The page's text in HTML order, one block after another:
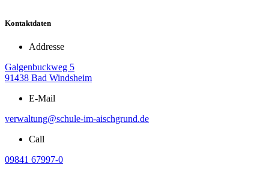
Kontaktdaten
Addresse
Galgenbuckweg 5
91438 Bad Windsheim
E-Mail
verwaltung@schule-im-aischgrund.de
Call
09841 67997-0